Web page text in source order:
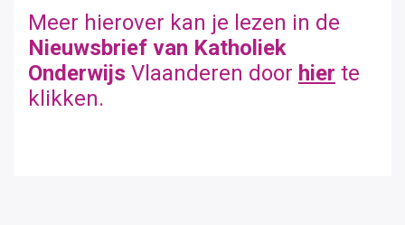
Meer hierover kan je lezen in de
Nieuwsbrief van Katholiek
Onderwijs Vlaanderen door hier te
klikken.